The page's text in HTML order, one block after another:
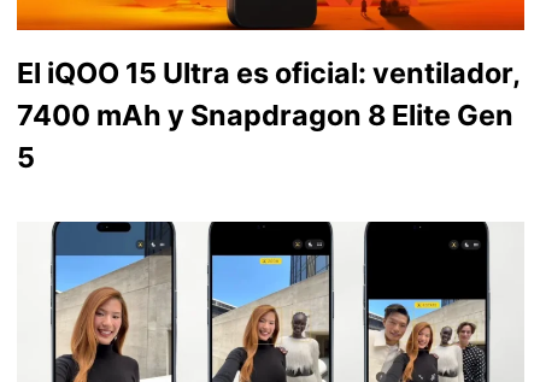
El iQOO 15 Ultra es oficial: ventilador,
7400 mAh y Snapdragon 8 Elite Gen
5